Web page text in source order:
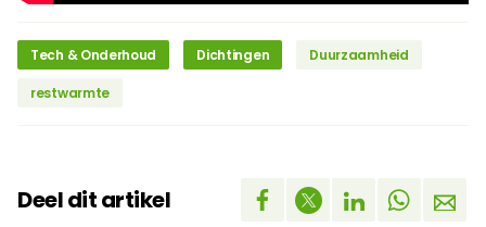
Tech & Onderhoud Dichtingen Duurzaamheid
restwarmte
Deel dit artikel